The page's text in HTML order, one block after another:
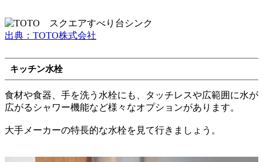
出典：TOTO株式会社
キッチン水栓
食材や食器、手を洗う水栓にも、タッチレスや広範囲に水が
広がるシャワー機能など様々なオプションがあります。
大手メーカーの特長的な水栓を見て行きましょう。